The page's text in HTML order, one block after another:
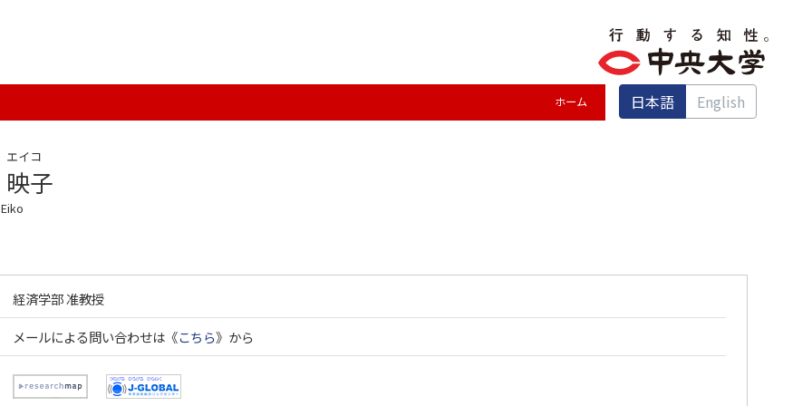
ホーム 日本語 English
イコ
子
経済学部 准教授
メールによる問い合わせは《こちら》から